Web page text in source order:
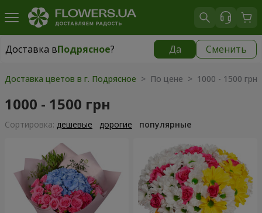
Доставка вПодрясное? Да Сменить
Доставка вПодрясное|
Доставка цветов в г. Подрясное > По цене > 1000 - 1500 грн
1000 - 1500 грн
Cортировка: дешевые дорогие популярные